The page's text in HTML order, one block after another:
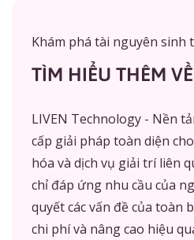
Khám phá tài nguyên sinh
TÌM HIỂU THÊM
LIVEN Technology - Nền
cấp giải pháp toàn diện
hóa và dịch vụ giải trí liên
chỉ đáp ứng nhu cầu của
quyết các vấn đề của toàn
chi phí và nâng cao hiệu